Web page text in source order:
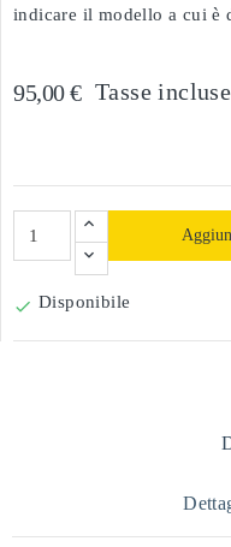
indicare il modello a cui è
95,00 € Tasse incluse
 Disponibile